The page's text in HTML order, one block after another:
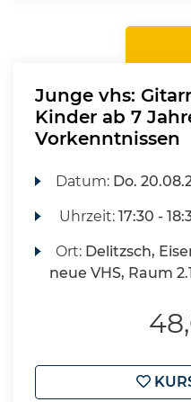
Junge vhs:
Kinder ab 7
Vorkenntnissen
Datum: Do.
Uhrzeit:17:30 -
Ort: Delitzsch,
neue VHS, Raum